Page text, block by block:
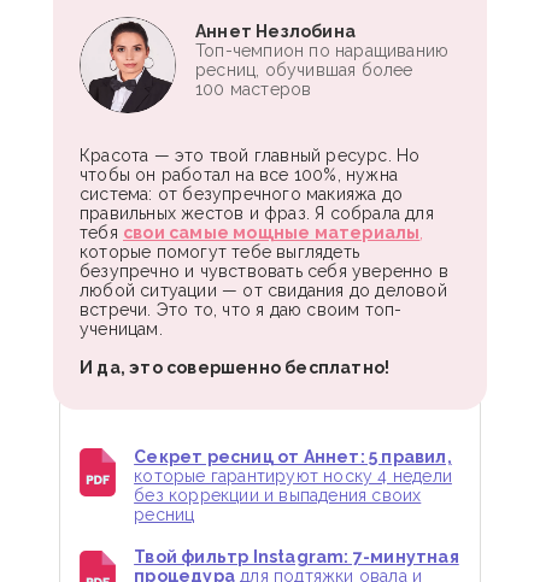
Красота — это твой главный ресурс. Но
чтобы он работал на все 100%, нужна
система: от безупречного макияжа до
правильных жестов и фраз. Я собрала для
тебя свои самые мощные материалы
которые помогут тебе выглядеть
безупречно и чувствовать себя уверенно в
любой ситуации — от свидания до деловой
встречи. Это то, что я даю своим топ-
ученицам.
И да, это совершенно бесплатно!
Аннет Незлобина
Топ-чемпион по наращиванию
ресниц, обучившая более
100 мастеров
Секрет ресниц от Аннет: 5 правил,
которые гарантируют носку 4 недели
без коррекции и выпадения своих
ресниц
Твой фильтр Instagram: 7-минутная
процедурадля подтяжки овала и